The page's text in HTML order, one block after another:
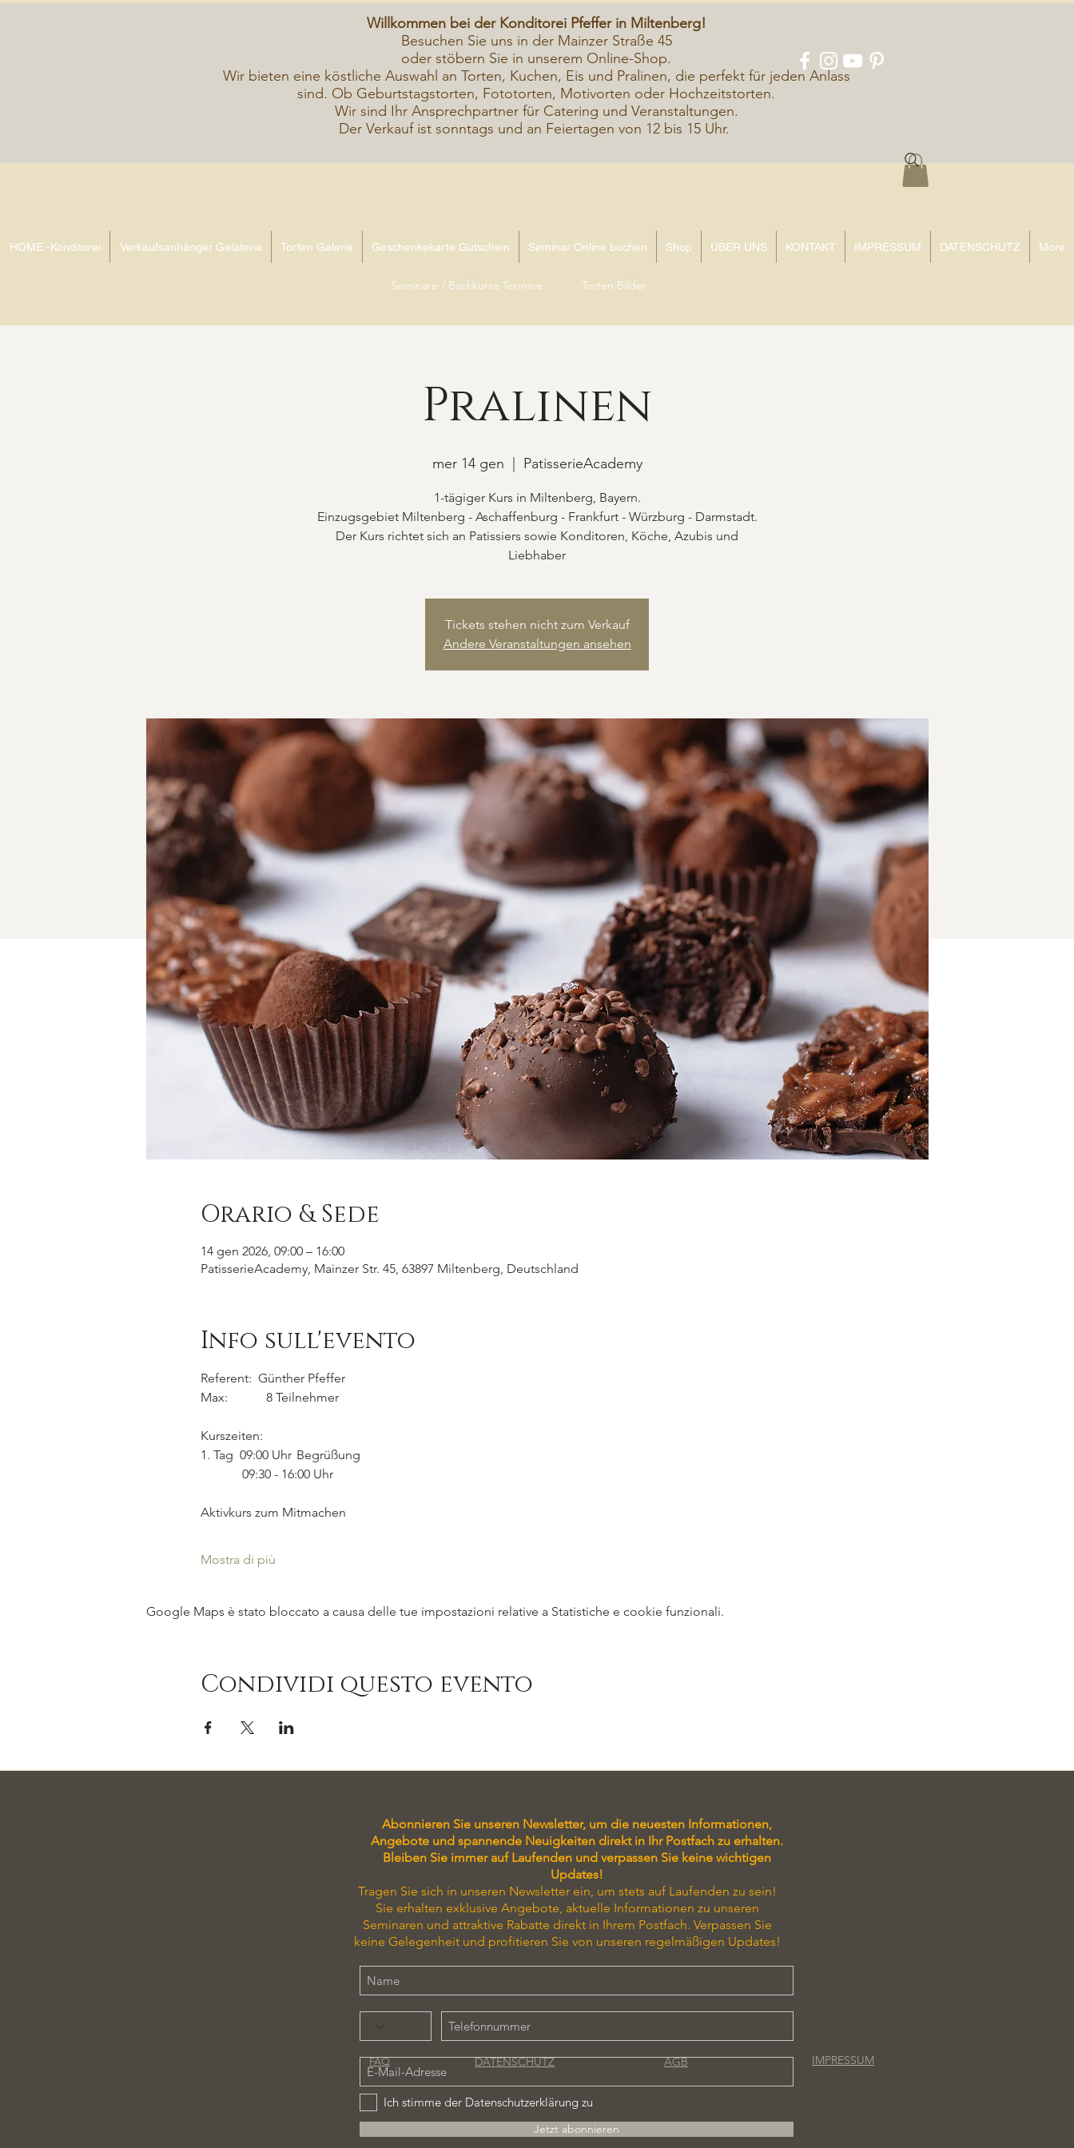
Willkommen bei der Konditorei Pfeffer in Miltenberg!
Besuchen Sie uns in der Mainzer Straße 45
oder stöbern Sie in unserem Online-Shop.
Wir bieten eine köstliche Auswahl an Torten, Kuchen, Eis und Pralinen, die perfekt für jeden Anlass
sind. Ob Geburtstagstorten, Fototorten, Motivorten oder Hochzeitstorten.
Wir sind Ihr Ansprechpartner für Catering und Veranstaltungen.
Der Verkauf ist sonntags und an Feiertagen von 12 bis 15 Uhr.
HOME -Konditorei Verkaufsanhänger Gelateria Torten Galerie Geschenkekarte Gutschein Seminar Online buchen Shop ÜBER UNS KONTAKT IMPRESSUM DATENSCHUTZ More
Seminare / Backkurse Termine Torten Bilder
Pralinen
mer 14 gen PatisserieAcademy
1-tägiger Kurs in Miltenberg, Bayern.
Einzugsgebiet Miltenberg - Aschaffenburg - Frankfurt - Würzburg - Darmstadt.
Der Kurs richtet sich an Patissiers sowie Konditoren, Köche, Azubis und
Liebhaber
Tickets stehen nicht zum Verkauf
Andere Veranstaltungen ansehen
Orario & Sede
14 gen 2026, 09:00 – 16:00
PatisserieAcademy, Mainzer Str. 45, 63897 Miltenberg, Deutschland
Info sull'evento
Referent:  Günther Pfeffer
Max:            8 Teilnehmer
Kurszeiten:
1. Tag  09:00 Uhr	Begrüßung
             09:30 - 16:00 Uhr
Aktivkurs zum Mitmachen
Mostra di più
Google Maps è stato bloccato a causa delle tue impostazioni relative a Statistiche e cookie funzionali.
Condividi questo evento
Abonnieren Sie unseren Newsletter, um die neuesten Informationen,
Angebote und spannende Neuigkeiten direkt in Ihr Postfach zu erhalten.
Bleiben Sie immer auf Laufenden und verpassen Sie keine wichtigen
Updates!
Tragen Sie sich in unseren Newsletter ein, um stets auf Laufenden zu sein!
Sie erhalten exklusive Angebote, aktuelle Informationen zu unseren
Seminaren und attraktive Rabatte direkt in Ihrem Postfach. Verpassen Sie
keine Gelegenheit und profitieren Sie von unseren regelmäßigen Updates!
Ich stimme der Datenschutzerklärung zu
Jetzt abonnieren
IMPRESSUM
FAQ DATENSCHUTZ AGB